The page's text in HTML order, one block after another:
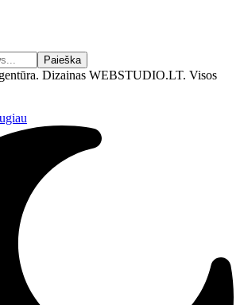
Dizainas WEBSTUDIO.LT. Visos